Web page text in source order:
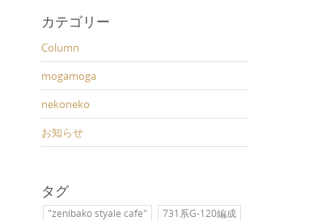
カテゴリー
Column
mogamoga
nekoneko
お知らせ
タグ
"zenibako styale cafe"
731系G-120編成